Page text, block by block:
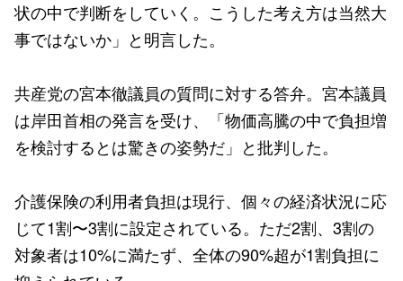
状の中で判断をしていく。こうした考え方は当然大
事ではないか」と明言した。
共産党の宮本徹議員の質問に対する答弁。宮本議員
は岸田首相の発言を受け、「物価高騰の中で負担増
を検討するとは驚きの姿勢だ」と批判した。
介護保険の利用者負担は現行、個々の経済状況に応
じて1割〜3割に設定されている。ただ2割、3割の
対象者は10%に満たず、全体の90%超が1割負担に